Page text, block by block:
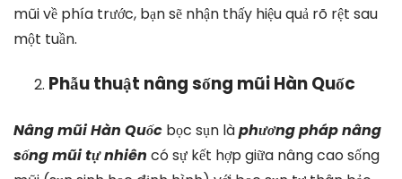
mũi về phía trước, bạn sẽ nhận thấy hiệu quả rõ rệt sau
một tuần.
Phẫu thuật nâng sống mũi Hàn Quốc
Nâng mũi Hàn Quốc bọc sụn làphương pháp nâng
sống mũi tự nhiên có sự kết hợp giữa nâng cao sống